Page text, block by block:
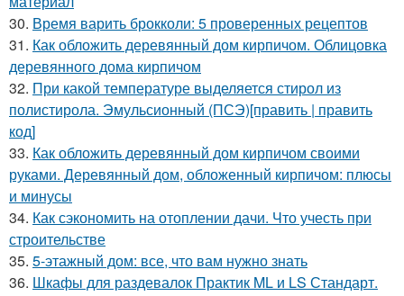
30. Время варить брокколи: 5 проверенных рецептов
31. Как обложить деревянный дом кирпичом. Облицовка
деревянного дома кирпичом
32. При какой температуре выделяется стирол из
полистирола. Эмульсионный (ПСЭ)[править | править
код]
33. Как обложить деревянный дом кирпичом своими
руками. Деревянный дом, обложенный кирпичом: плюсы
и минусы
34. Как сэкономить на отоплении дачи. Что учесть при
строительстве
35. 5-этажный дом: все, что вам нужно знать
36. Шкафы для раздевалок Практик ML и LS Стандарт.